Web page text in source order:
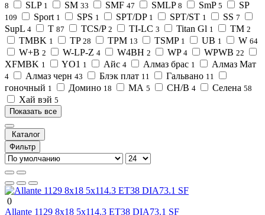
8 SLP 1 SM 33 SMF 47 SMLP 8 SmP 5 SP
109 Sport 1 SPS 1 SPT/DP 1 SPT/ST 1 SS 7
SupL 4 T 87 TCS/P 2 TI-LC 3 Titan Gl 1 TM 2
TMBK 1 TP 28 TPM 13 TSMP 1 UB 1 W 64
W+B 2 W-LP-Z 4 W4BH 2 WP 4 WPWB 22
XFMBK 1 YO1 1 Айс 4 Алмаз брас 1 Алмаз Мат
4 Алмаз черн 43 Блэк плат 11 Гальвано 11
гоночный 1 Домино 18 МА 5 СH/B 4 Селена 58
Хай вэй 5
Показать все
Каталог
Фильтр
0
Allante 1129 8x18 5x114.3 ET38 DIA73.1 SF